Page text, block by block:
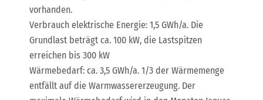
vorhanden.
Verbrauch elektrische Energie: 1,5 GWh/a. Die
Grundlast beträgt ca. 100 kW, die Lastspitzen
erreichen bis 300 kW
Wärmebedarf: ca. 3,5 GWh/a. 1/3 der Wärmemenge
entfällt auf die Warmwassererzeugung. Der